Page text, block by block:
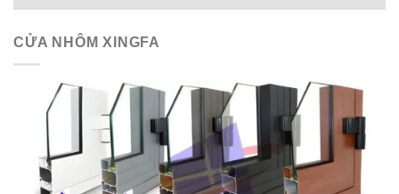
CỬA NHÔM XINGFA